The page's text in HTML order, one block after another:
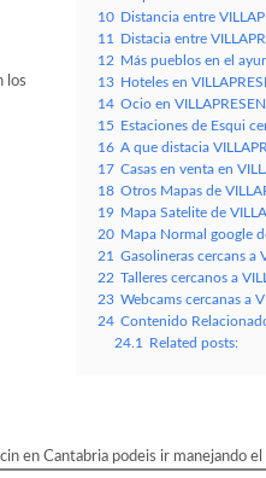
los
10
Distancia entre
11
Distacia entre
12
Más pueblos en el
13
Hoteles en
14 Ocio en
15
Estaciones de Esqui
16 A que distacia
17 Casas en venta en
18 Otros Mapas de
19
Mapa Satelite de
20
Mapa Normal google
21
Gasolineras cercans a
22 Talleres cercanos a
23 Webcams cercanas a
24 Contenido
24.1
Related posts:
en Cantabria podeis ir manejando